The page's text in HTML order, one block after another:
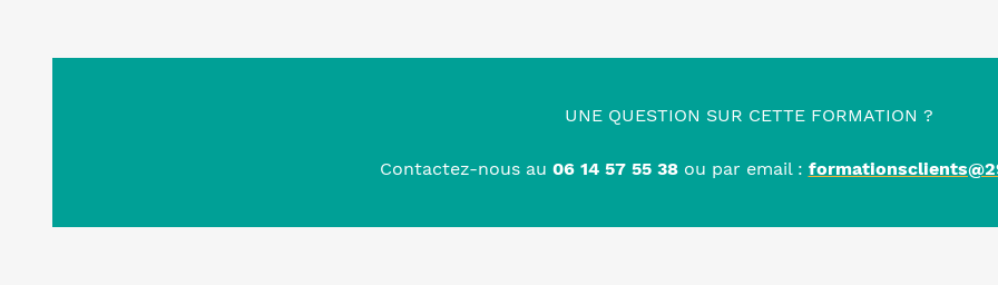
UNE QUESTION SUR CETTE FORMATION ?
Contactez-nous au 06 14 57 55 38 ou par email :